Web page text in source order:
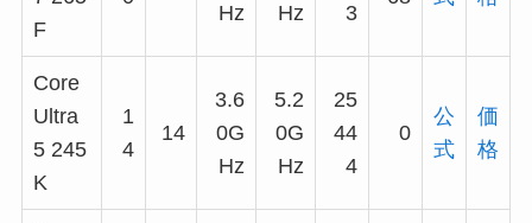
F
Hz
Hz
3
Core
Ultra
5 245
K
1
4
14
3.6
0G
Hz
5.2
0G
Hz
25
44
4
0
公
式
価
格